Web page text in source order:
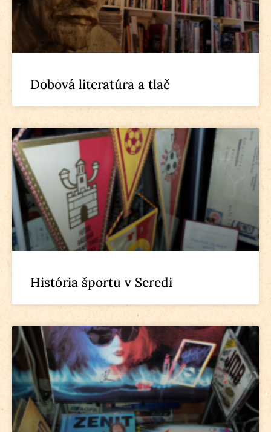
Dobová literatúra a tlač
História športu v Seredi